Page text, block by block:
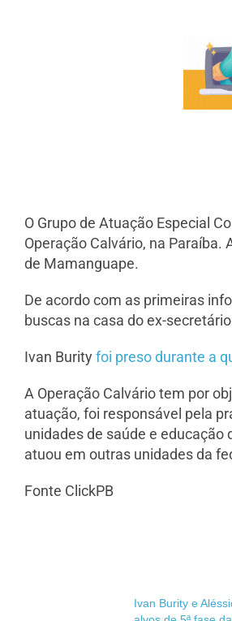
O Grupo de Atuação Especial
Operação Calvário, na
de Mamanguape.
De acordo com as primeiras
buscas na casa do ex-
Ivan Burityfoi preso durante a
A Operação Calvário tem por
atuação, foi responsável pela
unidades de saúde e educação
atuou em outras unidades da
Fonte ClickPB
Ivan Burity e